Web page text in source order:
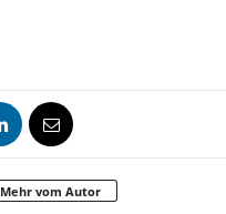
Mehr vom Autor